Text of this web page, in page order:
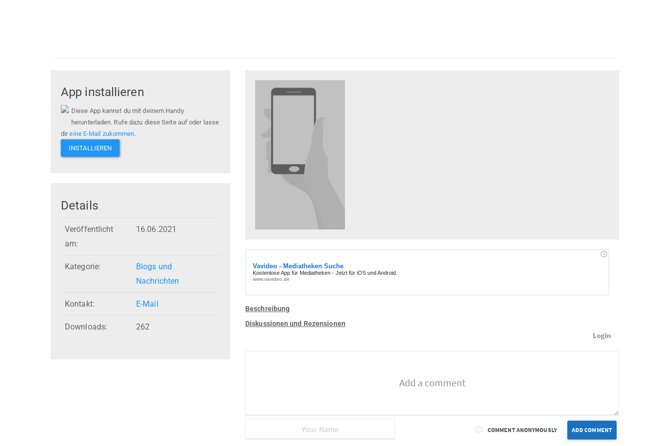
App installieren
Diese App kannst du mit deinem Handy
herunterladen. Rufe dazu diese Seite auf oder lasse
direine E-Mail zukommen.
INSTALLIEREN
Details
Veröffentlicht
am:
16.06.2021
Kategorie:
Blogs und
Nachrichten
Kontakt: E-Mail
Downloads: 262
Beschreibung
Diskussionen und Rezensionen
Login
ADD COMMENT
COMMENT ANONYMOUSLY